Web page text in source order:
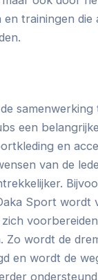
trainingen die
een
en
van de
Sport wordt
Zo wordt de
en wordt de